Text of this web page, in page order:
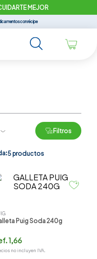
MEJOR
con récipe
Filtros
5 productos
Puig Soda 240g
1,66
no incluyen IVA.